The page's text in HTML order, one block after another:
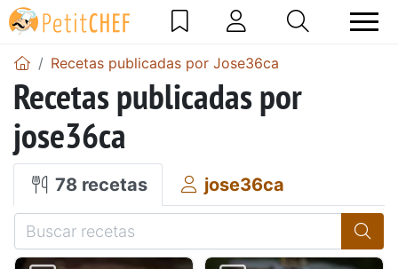
Recetas publicadas por Jose36ca
Recetas publicadas por
jose36ca
78 recetas jose36ca